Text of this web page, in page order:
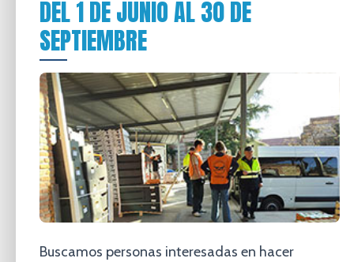
DEL 1 DE JUNIO AL 30 DE
SEPTIEMBRE
Buscamos personas interesadas en hacer